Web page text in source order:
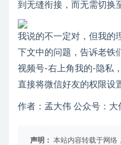
到无缝衔接，而无需切换
我说的不一定对，但我的
下文中的问题，告诉老铁
视频号-右上角我的-隐私
直接将微信好友的权限设
作者：孟大伟 公众号：
声明： 本站内容转载于网络